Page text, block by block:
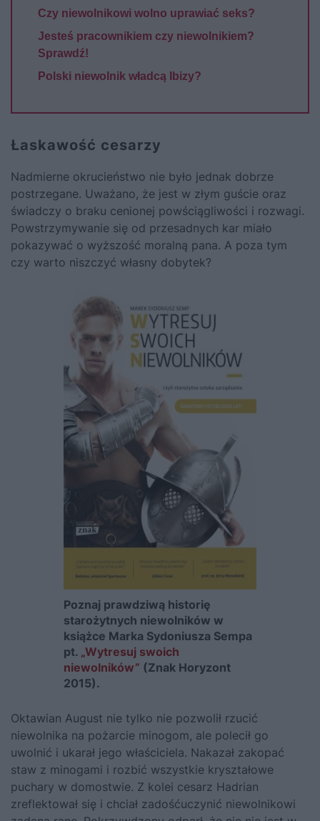
Czy niewolnikowi wolno uprawiać seks?
Jesteś pracownikiem czy niewolnikiem?
Sprawdź!
Polski niewolnik władcą Ibizy?
Łaskawość cesarzy
Nadmierne okrucieństwo nie było jednak dobrze
postrzegane. Uważano, że jest w złym guście oraz
świadczy o braku cenionej powściągliwości i rozwagi.
Powstrzymywanie się od przesadnych kar miało
pokazywać o wyższość moralną pana. A poza tym
czy warto niszczyć własny dobytek?
Poznaj prawdziwą historię
starożytnych niewolników w
książce Marka Sydoniusza Sempa
pt. „Wytresuj swoich
niewolników” (Znak Horyzont
2015).
Oktawian August nie tylko nie pozwolił rzucić
niewolnika na pożarcie minogom, ale polecił go
uwolnić i ukarał jego właściciela. Nakazał zakopać
staw z minogami i rozbić wszystkie kryształowe
puchary w domostwie. Z kolei cesarz Hadrian
zreflektował się i chciał zadośćuczynić niewolnikowi